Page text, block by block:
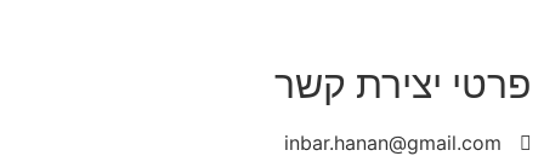
פרטי יצירת קשר
inbar.hanan@gmail.com